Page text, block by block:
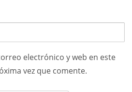
electrónico y web en este
vez que comente.